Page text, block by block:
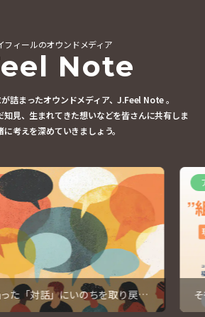
フィールのオウンドメディア
Note
詰まったオウンドメディア、J.Feel Note 。
見、生まれてきた想いなどを皆さんに共有しま
に考えを深めていきましょう。
た「対話」にいのちを取り戻す